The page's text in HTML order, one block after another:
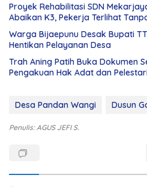
Proyek Rehabilitasi SDN
Abaikan K3, Pekerja Terlihat
Warga Bijaepunu Desak Bupati
Hentikan Pelayanan Desa
Trah Aning Patih Buka Dokumen
Pengakuan Hak Adat dan
Desa Pandan Wangi Dusun
Penulis: AGUS JEFI S.